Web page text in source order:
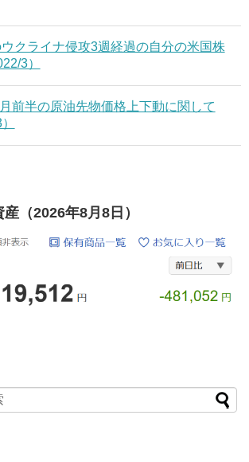
ウクライナ侵攻3週経過の自分の米国株
3）
前半の原油先物価格上下動に関して
（2026年8月8日）